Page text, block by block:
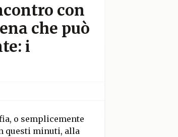
con
che può
i
o semplicemente
questi minuti, alla